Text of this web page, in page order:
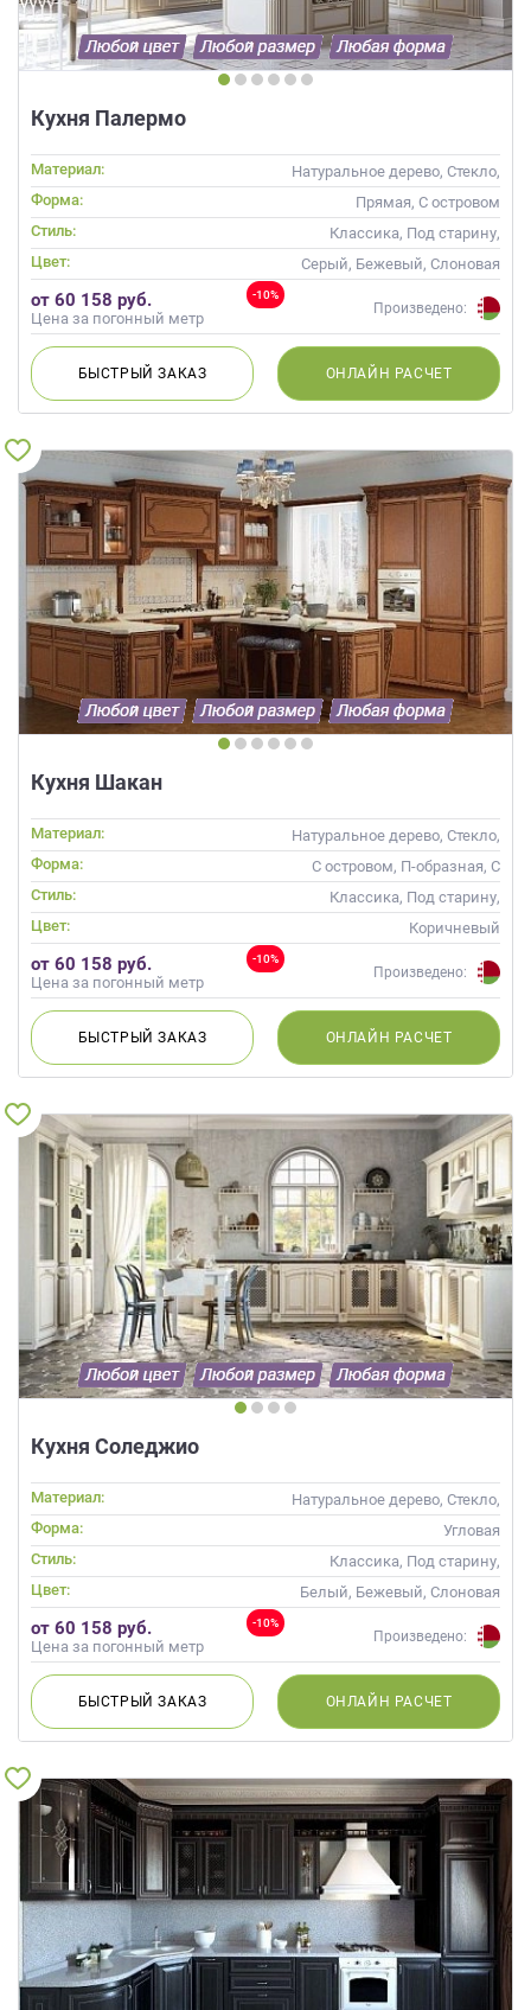
Кухня Палермо
Материал:
Натуральное дерево, Стекло,
Массив, С патиной
Форма:
Прямая, С островом
Стиль:
Классика, Под старину,
Прованс
Цвет:
Серый, Бежевый, Слоновая
кость, Кремовый, Капучино
-10%
от 60 158 руб.
Цена за погонный метр
Произведено:
БЫСТРЫЙЗАКАЗ ОНЛАЙН РАСЧЕТ
Кухня Шакан
Материал:
Натуральное дерево, Стекло,
Массив, С патиной
Форма:
С островом, П-образная, С
барной стойкой
Стиль:
Классика, Под старину,
Прованс
Цвет: Коричневый
-10%
от 60 158 руб.
Цена за погонный метр
Произведено:
БЫСТРЫЙЗАКАЗ ОНЛАЙН РАСЧЕТ
Кухня Соледжио
Материал:
Натуральное дерево, Стекло,
Массив, С патиной
Форма:
Угловая
Стиль:
Классика, Под старину,
Прованс
Цвет:
Белый, Бежевый, Слоновая
кость, Кремовый
-10%
от 60 158 руб.
Цена за погонный метр
Произведено:
БЫСТРЫЙЗАКАЗ ОНЛАЙН РАСЧЕТ